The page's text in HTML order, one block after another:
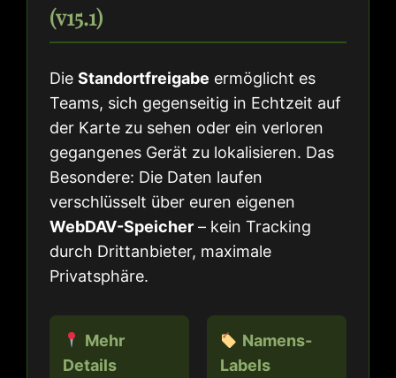
(v15.1)
Die Standortfreigabe ermöglicht es
Teams, sich gegenseitig in Echtzeit auf
der Karte zu sehen oder ein verloren
gegangenes Gerät zu lokalisieren. Das
Besondere: Die Daten laufen
verschlüsselt über euren eigenen
WebDAV-Speicher – kein Tracking
durch Drittanbieter, maximale
Privatsphäre.
Mehr
Details
Namens-
Labels